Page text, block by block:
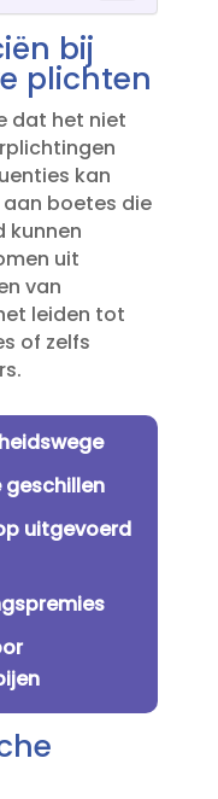
bij
plichten
dat het niet
kan
boetes die
kunnen
uit
van
leiden tot
of zelfs
geschillen
uitgevoerd